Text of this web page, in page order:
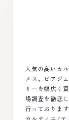
人気の高いカ
メス、ピアジ
リーを幅広く
場調査を徹底
行っております
カルティエ/テ